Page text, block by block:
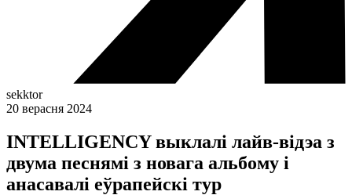
sekktor
20 верасня 2024
INTELLIGENCY выклалі лайв-відэа з
двума песнямі з новага альбому і
анасавалі еўрапейскі тур